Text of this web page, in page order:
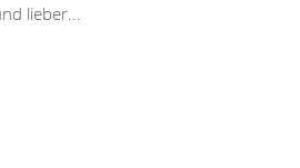
lieber...